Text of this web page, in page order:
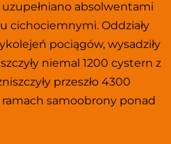
absolwentami
cichociemnymi. Oddziały
pociągów, wysadziły
niemal 1200 cystern z
przeszło 4300
samoobrony ponad